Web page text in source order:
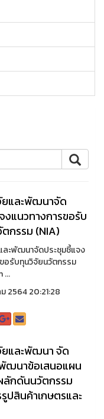
ยและพัฒนาจัด
งแนวทางการขอรับ
กรรม (NIA)
ละพัฒนาจัดประชุมชี้แจง
อรับทุนวิจัยนวัตกรรม
2564 20:21:28
และพัฒนา จัด
ฒนาข้อเสนอแผน
ลักดันนวัตกรรม
ปสินค้าเกษตรและ